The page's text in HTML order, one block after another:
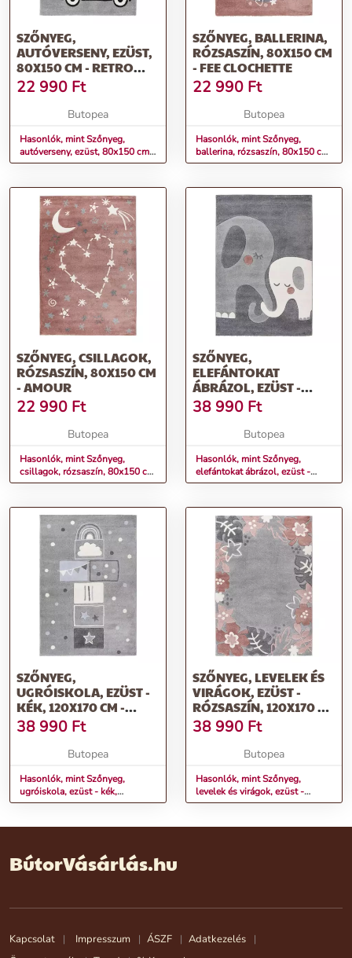
SZŐNYEG,
AUTÓVERSENY, EZÜST,
80X150 CM - RETRO
VOITURE
22 990 Ft
Butopea
Hasonlók, mint Szőnyeg,
autóverseny, ezüst, 80x150 cm -
RETRO VOITURE
SZŐNYEG, BALLERINA,
RÓZSASZÍN, 80X150 CM
- FEE CLOCHETTE
22 990 Ft
Butopea
Hasonlók, mint Szőnyeg,
ballerina, rózsaszín, 80x150 cm
- FEE CLOCHETTE
SZŐNYEG, CSILLAGOK,
RÓZSASZÍN, 80X150 CM
- AMOUR
22 990 Ft
Butopea
Hasonlók, mint Szőnyeg,
csillagok, rózsaszín, 80x150 cm
- AMOUR
SZŐNYEG,
ELEFÁNTOKAT
ÁBRÁZOL, EZÜST -
SZÜRKE, 120X170 CM -
ELEFANTOU
38 990 Ft
Butopea
Hasonlók, mint Szőnyeg,
elefántokat ábrázol, ezüst -
szürke, 120x170 cm -
SZŐNYEG,
UGRÓISKOLA, EZÜST -
KÉK, 120X170 CM -
MARELLE
38 990 Ft
Butopea
Hasonlók, mint Szőnyeg,
ugróiskola, ezüst - kék,
120x170 cm - MARELLE
SZŐNYEG, LEVELEK ÉS
VIRÁGOK, EZÜST -
RÓZSASZÍN, 120X170 CM
- BEBE BOHEME
38 990 Ft
Butopea
Hasonlók, mint Szőnyeg,
levelek és virágok, ezüst -
rózsaszín, 120x170 cm - BEBE
BútorVásárlás.hu
Kapcsolat Impresszum ÁSZF
Adatkezelés